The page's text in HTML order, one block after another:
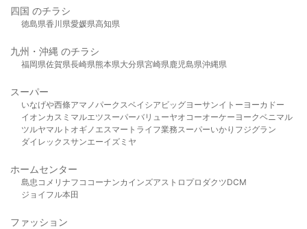
四国 のチラシ
徳島県香川県愛媛県高知県
九州・沖縄 のチラシ
福岡県佐賀県長崎県熊本県大分県宮崎県鹿児島県沖縄県
スーパー
いなげや西條アマノパークスベイシア ビッグヨーサンイトーヨーカドー
イオンカスミ マルエツスーパーバリューヤオコーオーケー ヨークベニマル
ツルヤマルト オギノ エスマート ライフ業務スーパーいかり フジグラン
ダイレックスサンエーイズミヤ
ホームセンター
島忠 コメリ ナフコ コーナンカインズアストロプロダクツDCM
ジョイフル本田
ファッション